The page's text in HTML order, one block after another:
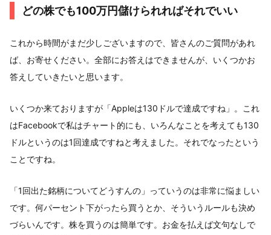
どの株でも100万円儲けられればそれでいい
これから時間がまだ少しございますので、皆さんのご質問があれ
ば、お寄せください。全部にお答えはできませんが、いくつかお
答えしていきたいと思います。
いくつか来ておりますが「Appleは130ドルで達成ですね」。これ
はFacebookで私はチャート的にも、いろんなことを考えても130
ドルというのは1回達成ですねと考えました。それでなったという
ことですね。
「1回出た銘柄についてどうすんの」っていうのは非常に悩ましい
です。何パーセント下がったら買うとか、そういうルールも決め
づらいんです。株を買うのは簡単です。お金を払えば文句なしで